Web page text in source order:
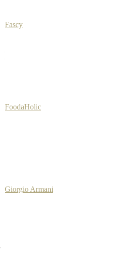
Fascy
FoodaHolic
Giorgio Armani